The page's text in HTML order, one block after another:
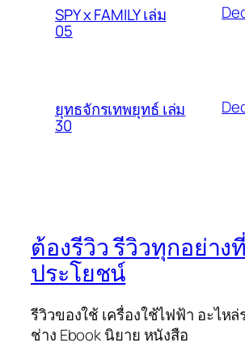
SPY x FAMILY เล่ม
05
ยุทธจักรเทพยุทธ์ เล่ม
30
ต้องรีวิว รีวิวทุกอย่าง
ประโยชน์
รีวิวของใช้ เครื่องใช้ไฟฟ้า อะไหล่
ช่าง Ebook นิยาย หนังสือ